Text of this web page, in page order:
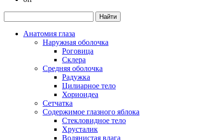
Анатомия глаза
Наружная оболочка
Роговица
Склера
Средняя оболочка
Радужка
Цилиарное тело
Хориоидеа
Сетчатка
Содержимое глазного яблока
Стекловидное тело
Хрусталик
Водянистая влага